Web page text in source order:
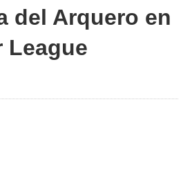
del Arquero en
League